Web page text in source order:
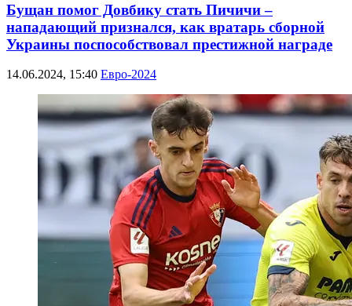
Бущан помог Довбику стать Пичичи –
нападающий признался, как вратарь сборной
Украины поспособствовал престижной награде
14.06.2024, 15:40 Евро-2024